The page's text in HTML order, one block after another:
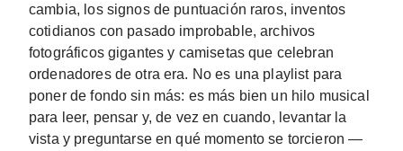
cambia, los signos de puntuación raros, inventos
cotidianos con pasado improbable, archivos
fotográficos gigantes y camisetas que celebran
ordenadores de otra era. No es una playlist para
poner de fondo sin más: es más bien un hilo musical
para leer, pensar y, de vez en cuando, levantar la
vista y preguntarse en qué momento se torcieron —